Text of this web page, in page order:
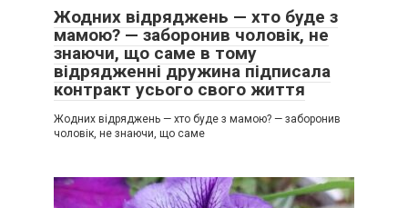
Жодних відряджень — хто буде з
мамою? — заборонив чоловік, не
знаючи, що саме в тому
відрядженні дружина підписала
контракт усього свого життя
Жодних відряджень — хто буде з мамою? — заборонив
чоловік, не знаючи, що саме